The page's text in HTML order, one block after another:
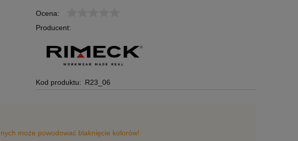
Ocena:
Producent:
Kod produktu: R23_06
może powodować blaknięcie kolorów!